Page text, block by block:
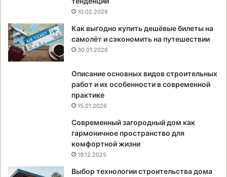
10.02.2026
Как выгодно купить дешёвые билеты на
самолёт и сэкономить на путешествии
30.01.2026
Описание основных видов строительных
работ и их особенности в современной
практике
15.01.2026
Современный загородный дом как
гармоничное пространство для
комфортной жизни
19.12.2025
Выбор технологии строительства дома